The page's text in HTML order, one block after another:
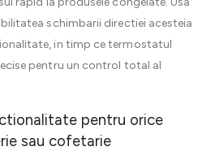
schimbarii directiei acesteia
in timp ce termostatul
pentru un control total al
pentru orice
sau cofetarie